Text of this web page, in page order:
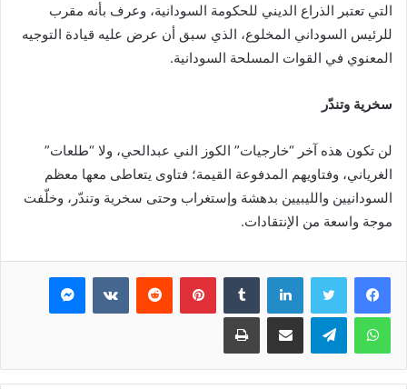
التي تعتبر الذراع الديني للحكومة السودانية، وعرف بأنه مقرب
للرئيس السوداني المخلوع، الذي سبق أن عرض عليه قيادة التوجيه
المعنوي في القوات المسلحة السودانية.
سخرية وتندّر
لن تكون هذه آخر “خارجيات” الكوز الني عبدالحي، ولا “طلعات”
الغرياني، وفتاويهم المدفوعة القيمة؛ فتاوى يتعاطى معها معظم
السودانيين والليبيين بدهشة وإستغراب وحتى سخرية وتندّر، وخلّفت
موجة واسعة من الإنتقادات.
فيسبوك تويتر لينكدإن بينتيريست ماسنجر
واتساب تيلقرام مشاركة عبر البريد طباعة